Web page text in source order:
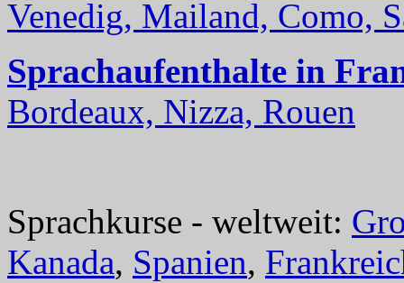
Venedig, Mailand, Como,
Sprachaufenthalte in
Bordeaux, Nizza, Rouen
Sprachkurse - weltweit:
Kanada, Spanien,